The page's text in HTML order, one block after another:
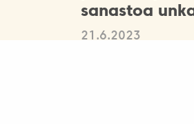
sanastoa
21.6.2023